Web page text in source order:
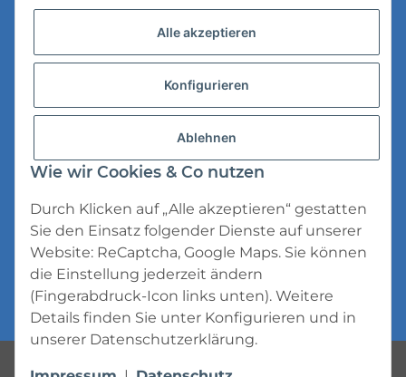
Versandinformationen
Datenschutz
Impressum
* Alle Preise inkl. gesetzlicher USt., zzgl.
Versand
Alle akzeptieren
Konfigurieren
Ablehnen
Wie wir Cookies & Co nutzen
Durch Klicken auf „Alle akzeptieren“ gestatten
Sie den Einsatz folgender Dienste auf unserer
Website: ReCaptcha, Google Maps. Sie können
die Einstellung jederzeit ändern
(Fingerabdruck-Icon links unten). Weitere
Details finden Sie unter Konfigurieren und in
unserer Datenschutzerklärung.